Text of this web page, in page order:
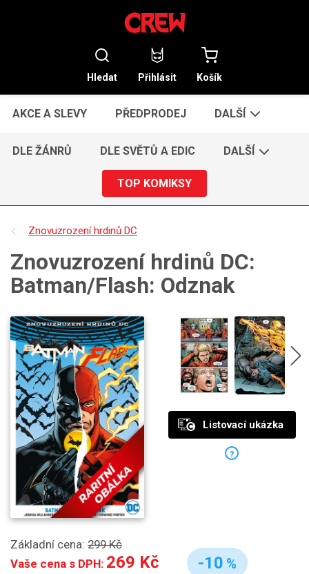
Hledat Přihlásit Košík
AKCE A SLEVY PŘEDPRODEJ DALŠÍ
DLE ŽÁNRŮ DLE SVĚTŮ A EDIC DALŠÍ
TOP KOMIKSY
Znovuzrození hrdinů DC
Znovuzrození hrdinů DC:
Batman/Flash: Odznak
Základní cena: 299 Kč
Vaše cena s DPH: 269 Kč -10 %
Listovací ukázka
?